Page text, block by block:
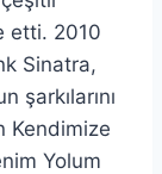
etti. 2010
Sinatra,
şarkılarını
Kendimize
Yolum